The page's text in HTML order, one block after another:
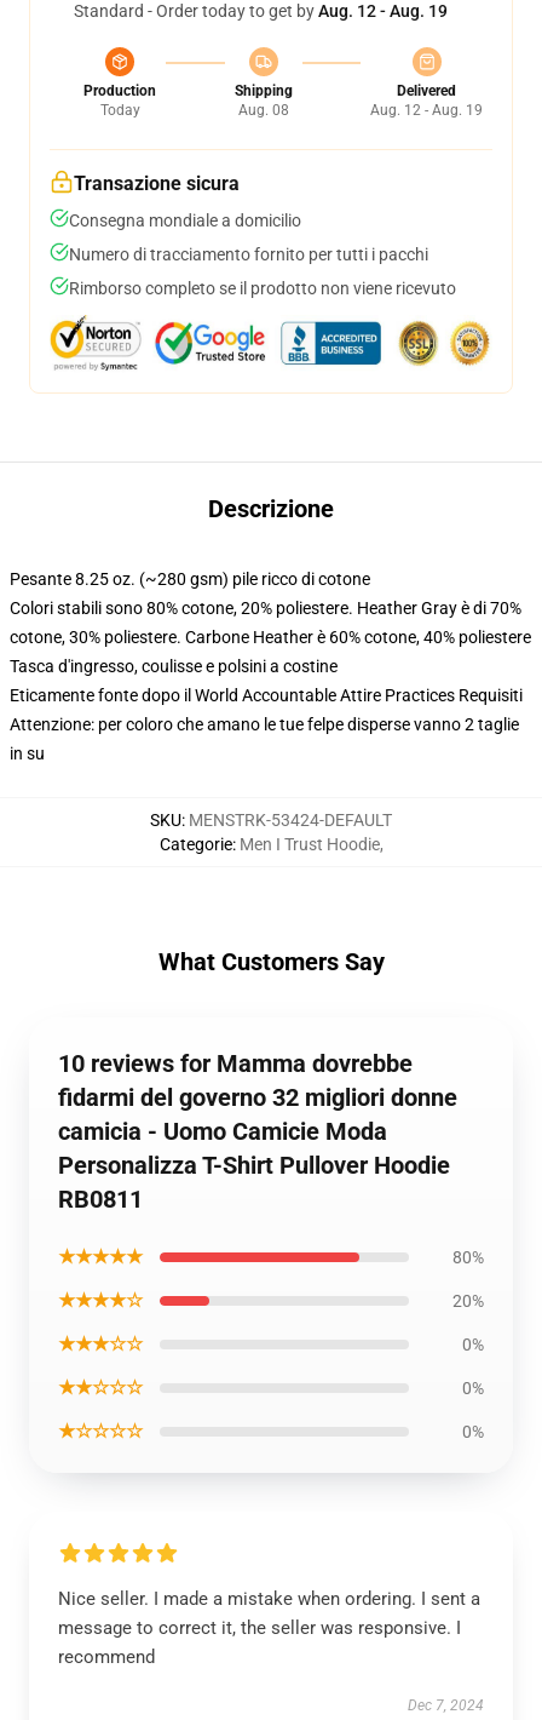
Standard - Order today to get byAug. 12 - Aug. 19
Production
Today
Shipping
Aug. 08
Delivered
Aug. 12 - Aug. 19
Transazione sicura
Consegna mondiale a domicilio
Numero di tracciamento fornito per tutti i pacchi
Rimborso completo se il prodotto non viene ricevuto
Descrizione
Pesante 8.25 oz. (~280 gsm) pile ricco di cotone
Colori stabili sono 80% cotone, 20% poliestere. Heather Gray è di 70%
cotone, 30% poliestere. Carbone Heather è 60% cotone, 40% poliestere
Tasca d'ingresso, coulisse e polsini a costine
Eticamente fonte dopo il World Accountable Attire Practices Requisiti
Attenzione: per coloro che amano le tue felpe disperse vanno 2 taglie
in su
SKU: MENSTRK-53424-DEFAULT
Categorie: Men I Trust Hoodie,
What Customers Say
10 reviews for Mamma dovrebbe
fidarmi del governo 32 migliori donne
camicia - Uomo Camicie Moda
Personalizza T-Shirt Pullover Hoodie
RB0811
★★★★★ 80%
★★★★☆ 20%
★★★☆☆ 0%
★★☆☆☆ 0%
★☆☆☆☆ 0%
Nice seller. I made a mistake when ordering. I sent a
message to correct it, the seller was responsive. I
recommend
Dec 7, 2024